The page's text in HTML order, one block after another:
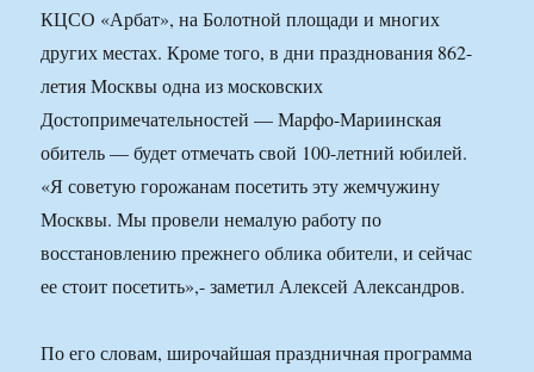
КЦСО «Арбат», на Болотной площади и многих
других местах. Кроме того, в дни празднования 862-
летия Москвы одна из московских
Достопримечательностей — Марфо-Мариинская
обитель — будет отмечать свой 100-летний юбилей.
«Я советую горожанам посетить эту жемчужину
Москвы. Мы провели немалую работу по
восстановлению прежнего облика обители, и сейчас
ее стоит посетить»,- заметил Алексей Александров.
По его словам, широчайшая праздничная программа